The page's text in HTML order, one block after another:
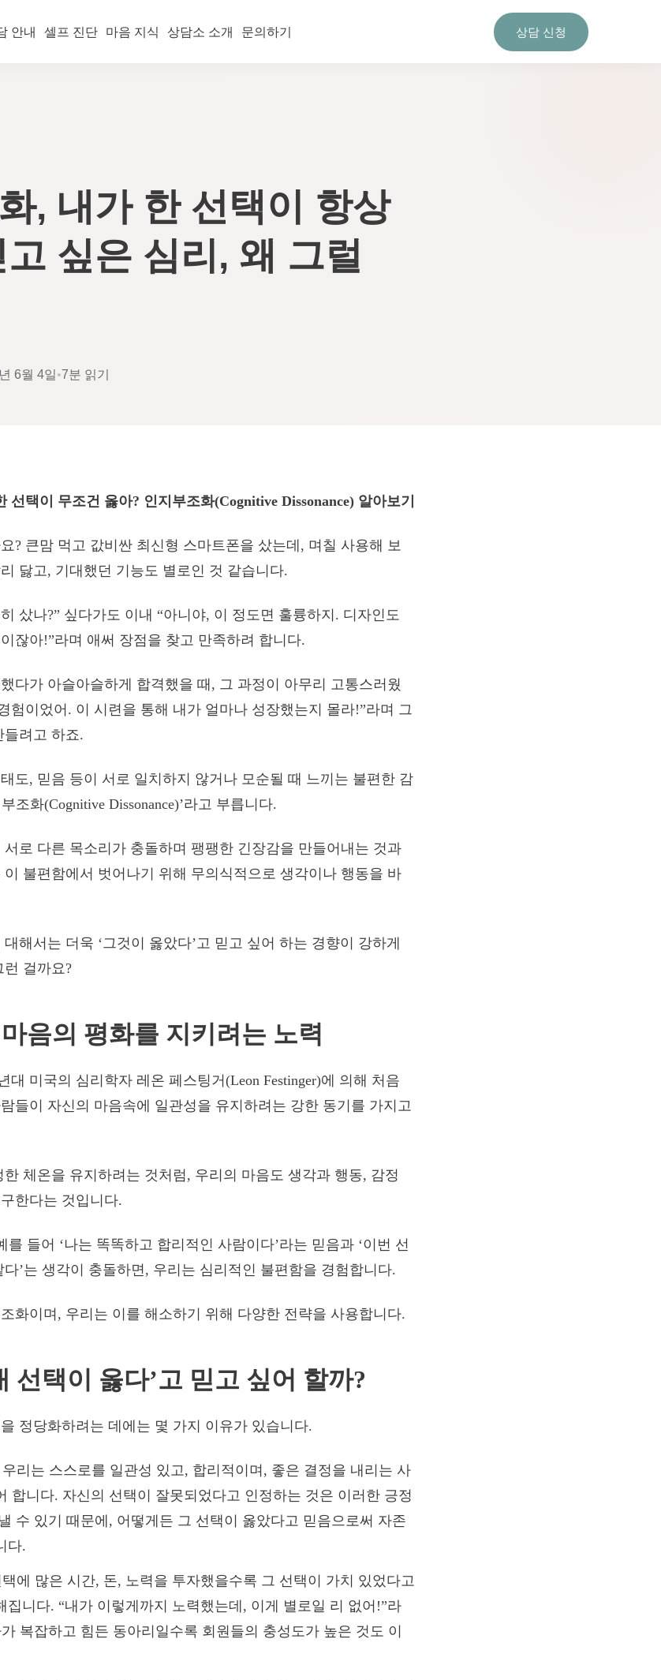
안내 셀프 진단 마음 지식 상담소 소개 문의하기 상담 신청
, 내가 한 선택이 항상
싶은 심리, 왜 그럴
6월 4일•7분 읽기
선택이 무조건 옳아? 인지부조화(Cognitive Dissonance) 알아보기
? 큰맘 먹고 값비싼 최신형 스마트폰을 샀는데, 며칠 사용해 보
닳고, 기대했던 기능도 별로인 것 같습니다.
샀나?” 싶다가도 이내 “아니야, 이 정도면 훌륭하지. 디자인도
잖아!”라며 애써 장점을 찾고 만족하려 합니다.
다가 아슬아슬하게 합격했을 때, 그 과정이 아무리 고통스러웠
험이었어. 이 시련을 통해 내가 얼마나 성장했는지 몰라!”라며 그
들려고 하죠.
도, 믿음 등이 서로 일치하지 않거나 모순될 때 느끼는 불편한 감
조화(Cognitive Dissonance)’라고 부릅니다.
로 다른 목소리가 충돌하며 팽팽한 긴장감을 만들어내는 것과
불편함에서 벗어나기 위해 무의식적으로 생각이나 행동을 바
해서는 더욱 ‘그것이 옳았다’고 믿고 싶어 하는 경향이 강하게
런 걸까요?
음의 평화를 지키려는 노력
대 미국의 심리학자 레온 페스팅거(Leon Festinger)에 의해 처음
들이 자신의 마음속에 일관성을 유지하려는 강한 동기를 가지고
체온을 유지하려는 것처럼, 우리의 마음도 생각과 행동, 감정
한다는 것입니다.
를 들어 ‘나는 똑똑하고 합리적인 사람이다’라는 믿음과 ‘이번 선
’는 생각이 충돌하면, 우리는 심리적인 불편함을 경험합니다.
화이며, 우리는 이를 해소하기 위해 다양한 전략을 사용합니다.
선택이 옳다’고 믿고 싶어 할까?
정당화하려는 데에는 몇 가지 이유가 있습니다.
우리는 스스로를 일관성 있고, 합리적이며, 좋은 결정을 내리는 사
합니다. 자신의 선택이 잘못되었다고 인정하는 것은 이러한 긍정
수 있기 때문에, 어떻게든 그 선택이 옳았다고 믿음으로써 자존
다.
에 많은 시간, 돈, 노력을 투자했을수록 그 선택이 가치 있었다고
집니다. “내가 이렇게까지 노력했는데, 이게 별로일 리 없어!”라
복잡하고 힘든 동아리일수록 회원들의 충성도가 높은 것도 이